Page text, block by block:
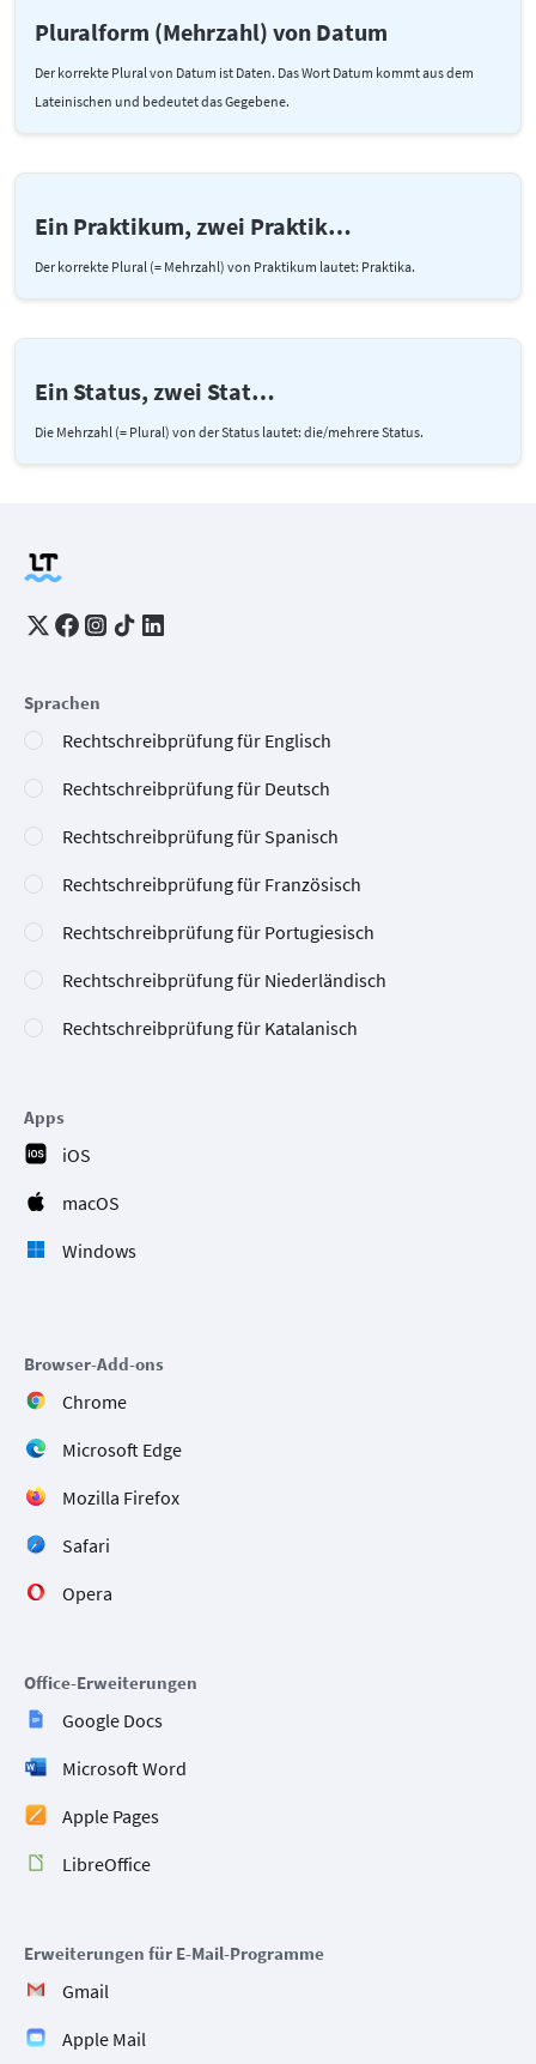
Pluralform (Mehrzahl) von Datum
Der korrekte Plural von Datum ist Daten. Das Wort Datum kommt aus dem
Lateinischen und bedeutet das Gegebene.
Ein Praktikum, zwei Praktik…
Der korrekte Plural (= Mehrzahl) von Praktikum lautet: Praktika.
Ein Status, zwei Stat…
Die Mehrzahl (= Plural) von der Status lautet: die/mehrere Status.
Sprachen
Rechtschreibprüfung für Englisch
Rechtschreibprüfung für Deutsch
Rechtschreibprüfung für Spanisch
Rechtschreibprüfung für Französisch
Rechtschreibprüfung für Portugiesisch
Rechtschreibprüfung für Niederländisch
Rechtschreibprüfung für Katalanisch
Apps
iOS
macOS
Windows
Browser-Add-ons
Chrome
Microsoft Edge
Mozilla Firefox
Safari
Opera
Office-Erweiterungen
Google Docs
Microsoft Word
Apple Pages
LibreOffice
Erweiterungen für E-Mail-Programme
Gmail
Apple Mail